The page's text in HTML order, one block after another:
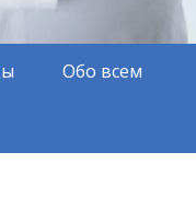
Обо всем